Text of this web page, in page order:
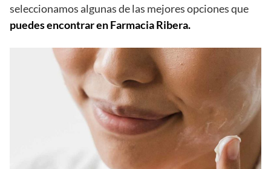
seleccionamos algunas de las mejores opciones que
puedes encontrar en Farmacia Ribera.